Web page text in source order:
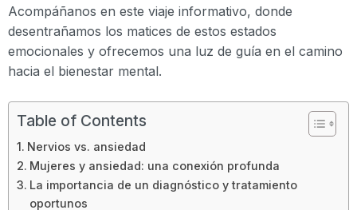
Acompáñanos en este viaje informativo, donde
desentrañamos los matices de estos estados
emocionales y ofrecemos una luz de guía en el camino
hacia el bienestar mental.
Table of Contents
Nervios vs. ansiedad
Mujeres y ansiedad: una conexión profunda
La importancia de un diagnóstico y tratamiento
oportunos